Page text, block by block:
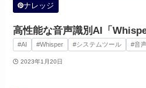
ナレッジ
高性能な音声識別AI「
#AI #Whisper #システムツール #音
2023年1月20日